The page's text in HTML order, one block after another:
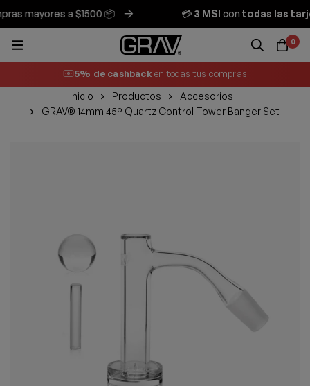
mayores a $1500 📦 💳3 MSIcontodas las
0
5% de cashback en todas tus compras
Inicio Productos
Accesorios
GRAV® 14mm 45° Quartz Control Tower Banger Set